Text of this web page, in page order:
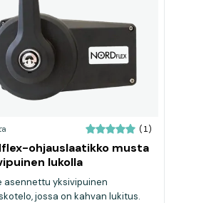
(1)
ohjauslaatikko musta
lukolla
asennettu yksivipuinen
jossa on kahvan lukitus.